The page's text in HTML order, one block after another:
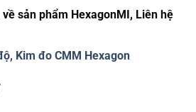
sản phẩm HexagonMI, Liên hệ
Kim đo CMM Hexagon